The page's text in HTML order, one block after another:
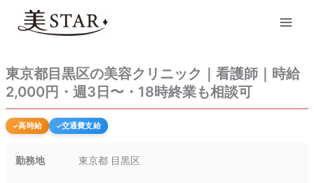
キ
ッ
プ
東京都目黒区の美容クリニック｜看護師｜時給
2,000円・週3日〜・18時終業も相談可
高時給 交通費支給
勤務地 東京都 目黒区